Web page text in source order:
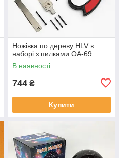
Ножівка по дереву HLV в
наборі з пилками OA-69
В наявності
744 ₴
Купити